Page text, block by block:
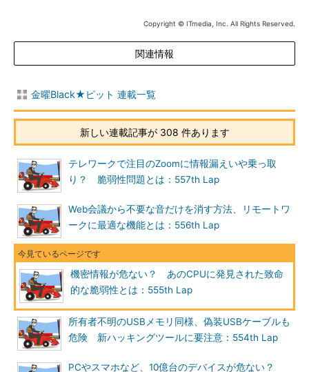
Copyright © ITmedia, Inc. All Rights Reserved.
関連情報
金曜Black★ピット 連載一覧
新しい連載記事が 308 件あります
テレワークで注目のZoomに情報漏えいや乗っ取
り？ 脆弱性問題とは：557th Lap
Web会議から不要な音だけを消す方法、リモートワ
ークに最適な機能とは：556th Lap
機密情報が危ない？ あのCPUに発見された致命
的な脆弱性とは：555th Lap
所有者不明のUSBメモリ同様、偽装USBケーブルも
危険 新ハッキングツールに要注意：554th Lap
PCやスマホなど、10億台のデバイスが危ない？